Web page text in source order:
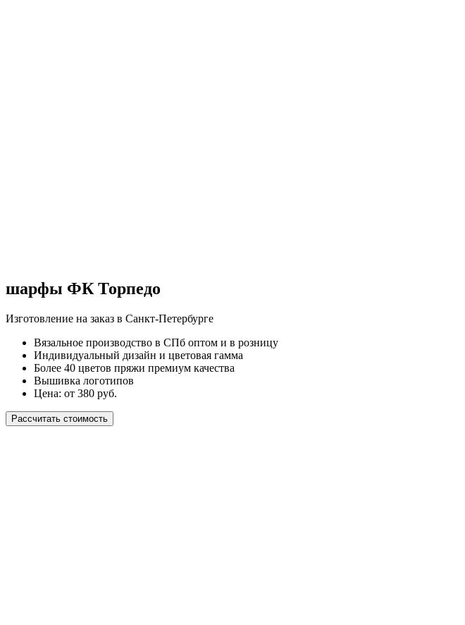
шарфы ФК Торпедо
Изготовление на заказ в Санкт-Петербурге
Вязальное производство в СПб оптом и в розницу
Индивидуальный дизайн и цветовая гамма
Более 40 цветов пряжи премиум качества
Вышивка логотипов
Цена: от 380 руб.
Рассчитать стоимость